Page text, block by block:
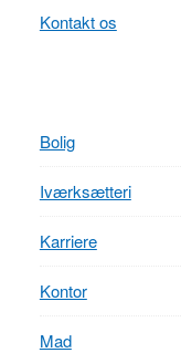
Kontakt os
Bolig
Iværksætteri
Karriere
Kontor
Mad